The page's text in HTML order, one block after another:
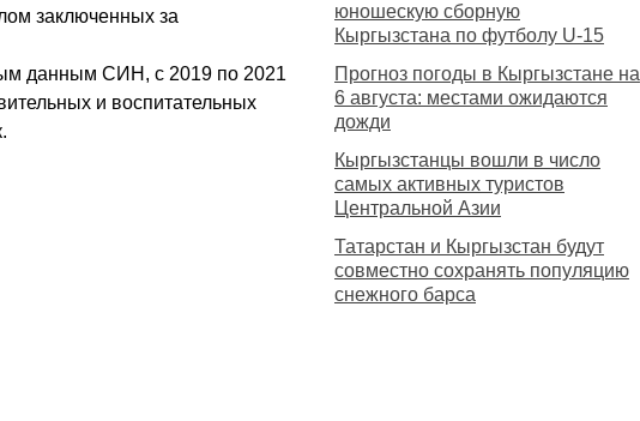
заключенных за
данным СИН, с 2019 по 2021
и воспитательных
юношескую сборную
Кыргызстана по футболу U-15
Прогноз погоды в Кыргызстане на
6 августа: местами ожидаются
дожди
Кыргызстанцы вошли в число
самых активных туристов
Центральной Азии
Татарстан и Кыргызстан будут
совместно сохранять популяцию
снежного барса